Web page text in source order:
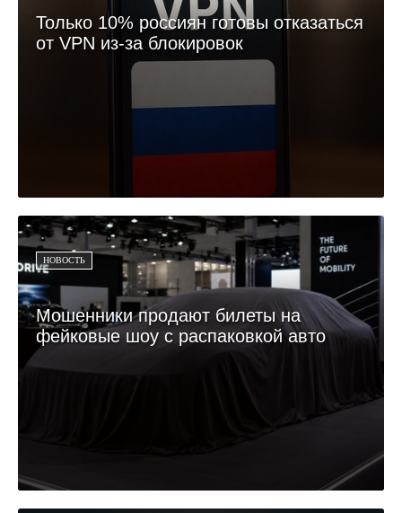
Только 10% россиян готовы отказаться
от VPN из-за блокировок
НОВОСТЬ
Мошенники продают билеты на
фейковые шоу с распаковкой авто